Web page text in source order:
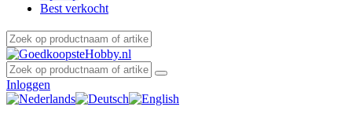
Best verkocht
Inloggen